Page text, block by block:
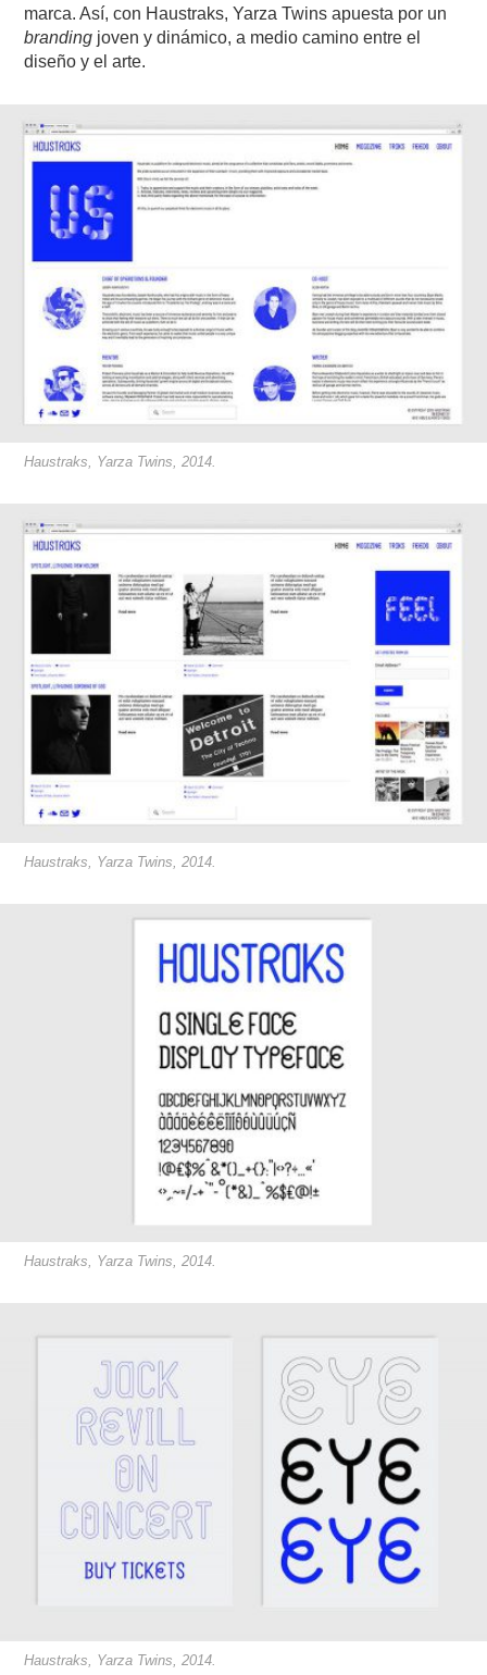
marca. Así, con Haustraks, Yarza Twins apuesta por un
branding joven y dinámico, a medio camino entre el
diseño y el arte.
Haustraks, Yarza Twins, 2014.
Haustraks, Yarza Twins, 2014.
Haustraks, Yarza Twins, 2014.
Haustraks, Yarza Twins, 2014.